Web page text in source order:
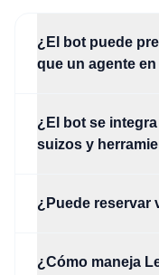
¿El bot puede
que un agente
¿El bot se
suizos y
¿Puede reservar
¿Cómo maneja